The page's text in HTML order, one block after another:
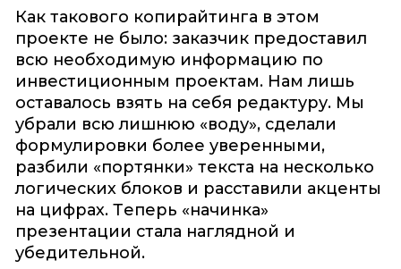
Как такового копирайтинга в этом
проекте не было: заказчик предоставил
всю необходимую информацию по
инвестиционным проектам. Нам лишь
оставалось взять на себя редактуру. Мы
убрали всю лишнюю «воду», сделали
формулировки более уверенными,
разбили «портянки» текста на несколько
логических блоков и расставили акценты
на цифрах. Теперь «начинка»
презентации стала наглядной и
убедительной.